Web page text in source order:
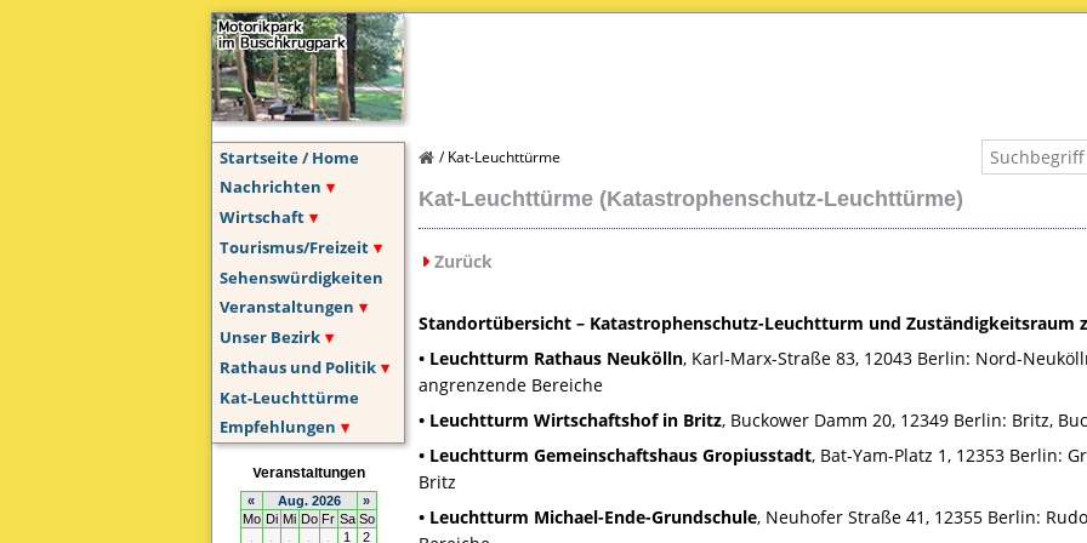
Startseite / Home
Nachrichten
Wirtschaft
Tourismus/Freizeit
Sehenswürdigkeiten
Veranstaltungen
Unser Bezirk
Rathaus und Politik
Kat-Leuchttürme
Empfehlungen
Kat-Leuchttürme
Kat-Leuchttürme (Katastrophenschutz-Leuchttürme)
Zurück
Standortübersicht – Katastrophenschutz-Leuchtturm und Zuständigkeitsraum
• Leuchtturm Rathaus Neukölln, Karl-Marx-Straße 83, 12043 Berlin: Nord-
angrenzende Bereiche
• Leuchtturm Wirtschaftshof in Britz, Buckower Damm 20, 12349 Berlin: Britz,
• Leuchtturm Gemeinschaftshaus Gropiusstadt, Bat-Yam-Platz 1, 12353 Berlin:
Britz
• Leuchtturm Michael-Ende-Grundschule, Neuhofer Straße 41, 12355 Berlin: